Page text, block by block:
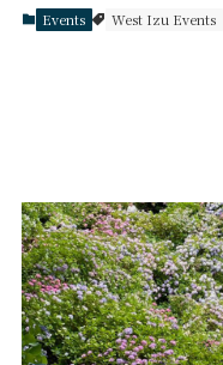
Events West Izu Events